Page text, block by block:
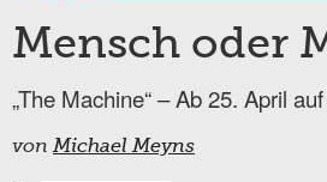
Mensch oder
„The Machine“ – Ab 25. April
vonMichael Meyns